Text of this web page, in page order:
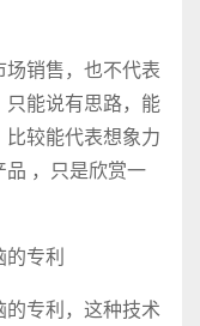
销售，也不代表
能说有思路，能
较能代表想象力
，只是欣赏一
的专利
专利，这种技术